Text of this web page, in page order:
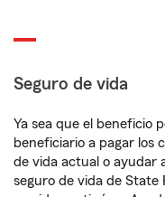
Seguro de vida
Ya sea que el beneficio
beneficiario a pagar los
de vida actual o ayudar
seguro de vida de State